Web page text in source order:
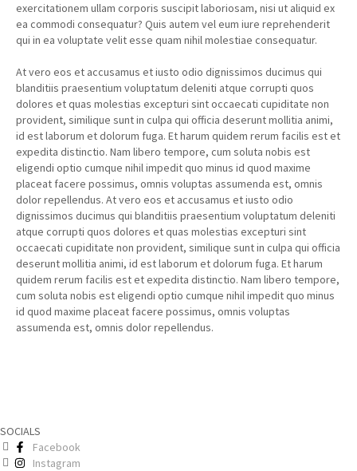
exercitationem ullam corporis suscipit laboriosam, nisi ut aliquid ex
ea commodi consequatur? Quis autem vel eum iure reprehenderit
qui in ea voluptate velit esse quam nihil molestiae consequatur.
At vero eos et accusamus et iusto odio dignissimos ducimus qui
blanditiis praesentium voluptatum deleniti atque corrupti quos
dolores et quas molestias excepturi sint occaecati cupiditate non
provident, similique sunt in culpa qui officia deserunt mollitia animi,
id est laborum et dolorum fuga. Et harum quidem rerum facilis est et
expedita distinctio. Nam libero tempore, cum soluta nobis est
eligendi optio cumque nihil impedit quo minus id quod maxime
placeat facere possimus, omnis voluptas assumenda est, omnis
dolor repellendus. At vero eos et accusamus et iusto odio
dignissimos ducimus qui blanditiis praesentium voluptatum deleniti
atque corrupti quos dolores et quas molestias excepturi sint
occaecati cupiditate non provident, similique sunt in culpa qui officia
deserunt mollitia animi, id est laborum et dolorum fuga. Et harum
quidem rerum facilis est et expedita distinctio. Nam libero tempore,
cum soluta nobis est eligendi optio cumque nihil impedit quo minus
id quod maxime placeat facere possimus, omnis voluptas
assumenda est, omnis dolor repellendus.
SOCIALS
Facebook
Instagram